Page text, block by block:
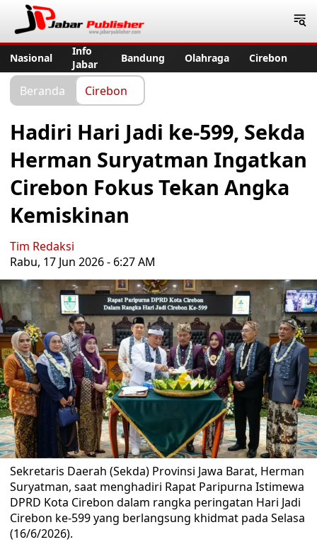
Nasional
Info
Jabar
Bandung Olahraga Cirebon
Beranda Cirebon
Hadiri Hari Jadi ke-599, Sekda
Herman Suryatman Ingatkan
Cirebon Fokus Tekan Angka
Kemiskinan
Tim Redaksi
Rabu, 17 Jun 2026 - 6:27 AM
Sekretaris Daerah (Sekda) Provinsi Jawa Barat, Herman
Suryatman, saat menghadiri Rapat Paripurna Istimewa
DPRD Kota Cirebon dalam rangka peringatan Hari Jadi
Cirebon ke-599 yang berlangsung khidmat pada Selasa
(16/6/2026).